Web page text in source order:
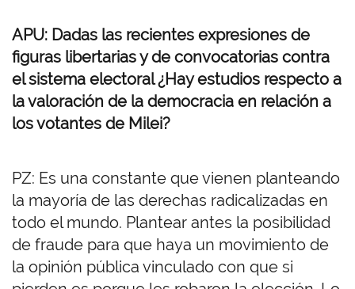
APU: Dadas las recientes expresiones de
figuras libertarias y de convocatorias contra
el sistema electoral ¿Hay estudios respecto a
la valoración de la democracia en relación a
los votantes de Milei?
PZ: Es una constante que vienen planteando
la mayoría de las derechas radicalizadas en
todo el mundo. Plantear antes la posibilidad
de fraude para que haya un movimiento de
la opinión pública vinculado con que si